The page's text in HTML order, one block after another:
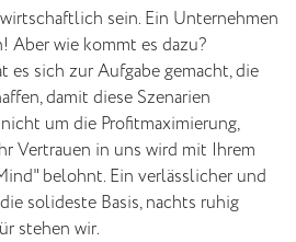
Impressum
sein. Ein Unternehmen
Aber wie kommt es dazu?
es sich zur Aufgabe gemacht, die
damit diese Szenarien
um die Profitmaximierung,
Vertrauen in uns wird mit Ihrem
belohnt. Ein verlässlicher und
solideste Basis, nachts ruhig
stehen wir.